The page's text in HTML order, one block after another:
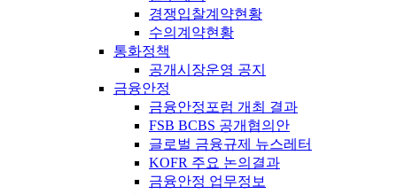
경쟁입찰계약현황
수의계약현황
통화정책
공개시장운영 공지
금융안정
금융안정포럼 개최 결과
FSB BCBS 공개협의안
글로벌 금융규제 뉴스레터
KOFR 주요 논의결과
금융안정 업무정보